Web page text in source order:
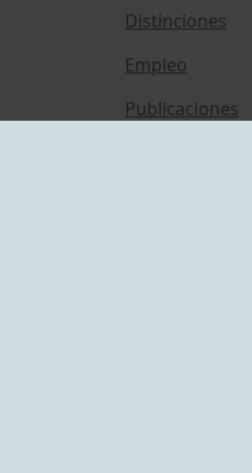
Distinciones
Empleo
Publicaciones